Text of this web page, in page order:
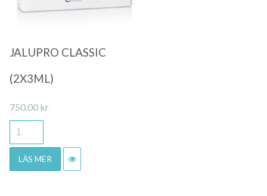
JALUPRO CLASSIC
(2X3ML)
750.00 kr
LÄS MER